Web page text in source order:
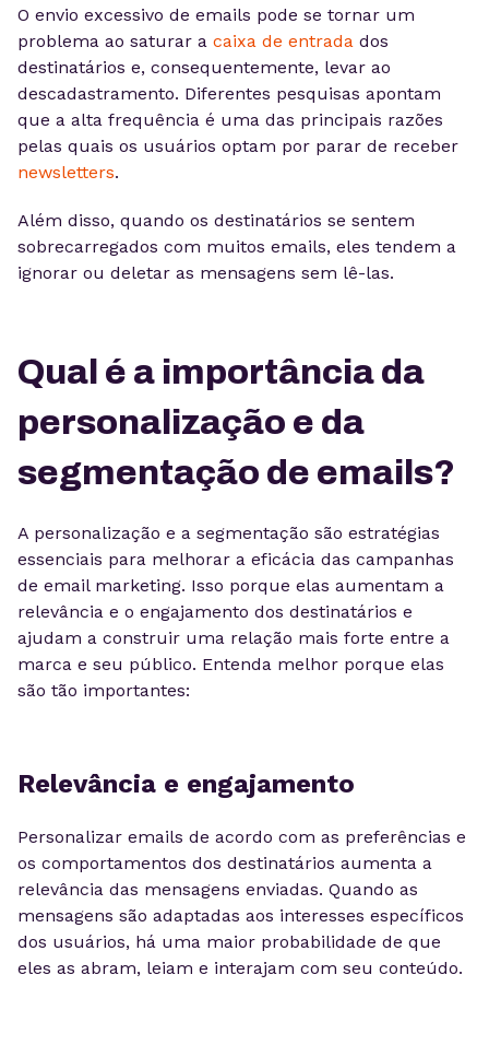
O envio excessivo de emails pode se tornar um
problema ao saturar a caixa de entrada dos
destinatários e, consequentemente, levar ao
descadastramento. Diferentes pesquisas apontam
que a alta frequência é uma das principais razões
pelas quais os usuários optam por parar de receber
newsletters.
Além disso, quando os destinatários se sentem
sobrecarregados com muitos emails, eles tendem a
ignorar ou deletar as mensagens sem lê-las.
Qual é a importância da
personalização e da
segmentação de emails?
A personalização e a segmentação são estratégias
essenciais para melhorar a eficácia das campanhas
de email marketing. Isso porque elas aumentam a
relevância e o engajamento dos destinatários e
ajudam a construir uma relação mais forte entre a
marca e seu público. Entenda melhor porque elas
são tão importantes:
Relevância e engajamento
Personalizar emails de acordo com as preferências e
os comportamentos dos destinatários aumenta a
relevância das mensagens enviadas. Quando as
mensagens são adaptadas aos interesses específicos
dos usuários, há uma maior probabilidade de que
eles as abram, leiam e interajam com seu conteúdo.